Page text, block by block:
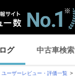
グ 中古車検索
ユーザーレビュー・評価一覧